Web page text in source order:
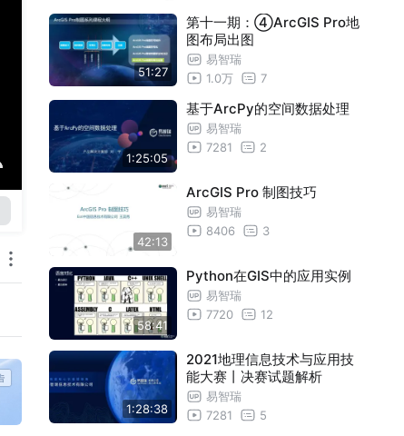
51:27
第十一期：④ArcGIS Pro地
图布局出图
易智瑞
1.0万
7
1:25:05
基于ArcPy的空间数据处理
易智瑞
7281
2
42:13
ArcGIS Pro 制图技巧
易智瑞
8406
3
58:41
Python在GIS中的应用实例
易智瑞
7720
12
1:28:38
2021地理信息技术与应用技
能大赛丨决赛试题解析
易智瑞
7281
5